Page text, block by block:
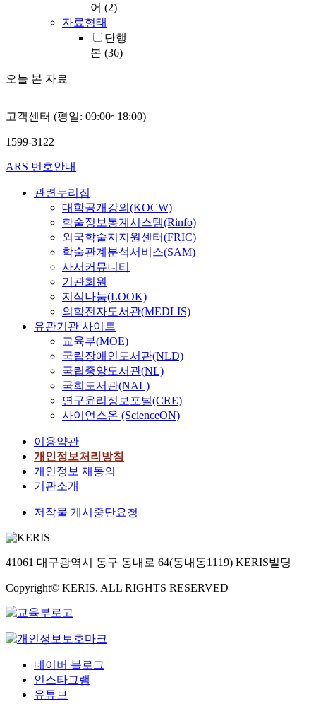
어 (2)
자료형태
단행
본 (36)
오늘 본 자료
고객센터 (평일: 09:00~18:00)
1599-3122
ARS 번호안내
관련누리집
대학공개강의(KOCW)
학술정보통계시스템(Rinfo)
외국학술지지원센터(FRIC)
학술관계분석서비스(SAM)
사서커뮤니티
기관회원
지식나눔(LOOK)
의학전자도서관(MEDLIS)
유관기관 사이트
교육부(MOE)
국립장애인도서관(NLD)
국립중앙도서관(NL)
국회도서관(NAL)
연구윤리정보포털(CRE)
사이언스온 (ScienceON)
이용약관
개인정보처리방침
개인정보 재동의
기관소개
저작물 게시중단요청
41061 대구광역시 동구 동내로 64(동내동1119) KERIS빌딩
Copyright© KERIS. ALL RIGHTS RESERVED
네이버 블로그
인스타그램
유튜브